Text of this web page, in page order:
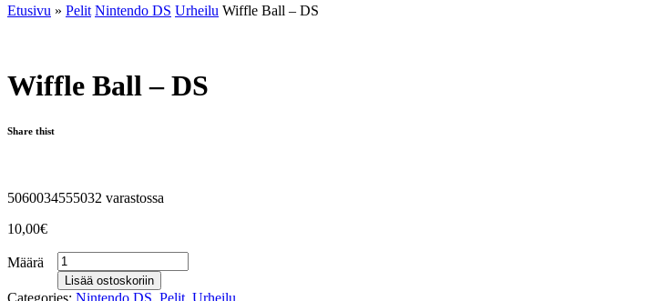
Etusivu » Pelit Nintendo DS Urheilu Wiffle Ball – DS
Wiffle Ball – DS
Share thist
5060034555032 varastossa
10,00€
Määrä
Lisää ostoskoriin